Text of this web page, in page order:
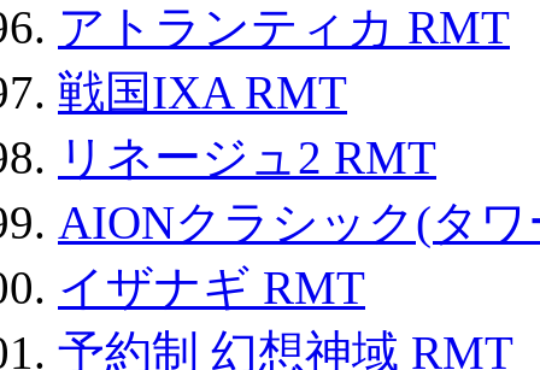
アトランティカ RMT
戦国IXA RMT
リネージュ2 RMT
AIONクラシック(タ
イザナギ RMT
予約制 幻想神域 RMT